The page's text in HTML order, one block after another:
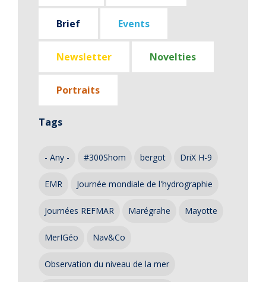
Brief Events
Newsletter Novelties
Portraits
Tags
- Any - #300Shom bergot DriX H-9
EMR Journée mondiale de l'hydrographie
Journées REFMAR Marégrahe Mayotte
MerIGéo Nav&Co
Observation du niveau de la mer